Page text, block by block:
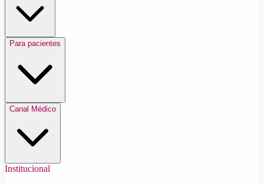
Para pacientes
Canal Médico
Institucional